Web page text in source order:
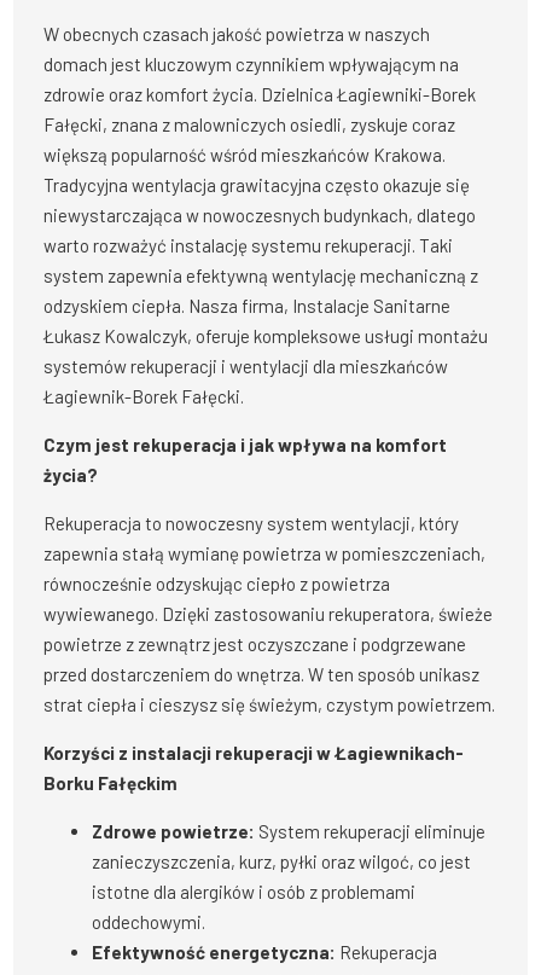
W obecnych czasach jakość powietrza w naszych
domach jest kluczowym czynnikiem wpływającym na
zdrowie oraz komfort życia. Dzielnica Łagiewniki-Borek
Fałęcki, znana z malowniczych osiedli, zyskuje coraz
większą popularność wśród mieszkańców Krakowa.
Tradycyjna wentylacja grawitacyjna często okazuje się
niewystarczająca w nowoczesnych budynkach, dlatego
warto rozważyć instalację systemu rekuperacji. Taki
system zapewnia efektywną wentylację mechaniczną z
odzyskiem ciepła. Nasza firma, Instalacje Sanitarne
Łukasz Kowalczyk, oferuje kompleksowe usługi montażu
systemów rekuperacji i wentylacji dla mieszkańców
Łagiewnik-Borek Fałęcki.
Czym jest rekuperacja i jak wpływa na komfort
życia?
Rekuperacja to nowoczesny system wentylacji, który
zapewnia stałą wymianę powietrza w pomieszczeniach,
równocześnie odzyskując ciepło z powietrza
wywiewanego. Dzięki zastosowaniu rekuperatora, świeże
powietrze z zewnątrz jest oczyszczane i podgrzewane
przed dostarczeniem do wnętrza. W ten sposób unikasz
strat ciepła i cieszysz się świeżym, czystym powietrzem.
Korzyści z instalacji rekuperacji w Łagiewnikach-
Borku Fałęckim
Zdrowe powietrze: System rekuperacji eliminuje
zanieczyszczenia, kurz, pyłki oraz wilgoć, co jest
istotne dla alergików i osób z problemami
oddechowymi.
Efektywność energetyczna: Rekuperacja